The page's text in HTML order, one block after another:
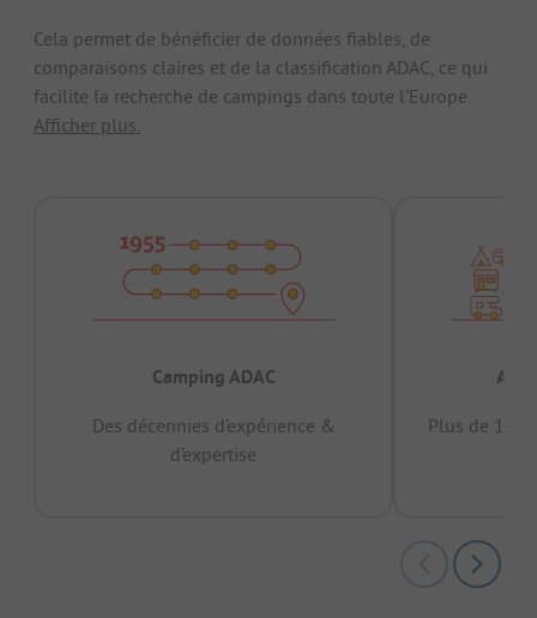
Cela permet de bénéficier de données fiables, de
comparaisons claires et de la classification ADAC, ce qui
facilite la recherche de campings dans toute l'Europe.
Afficher plus.
Camping ADAC
Des décennies d’expérience &
d’expertise
Plus de 15